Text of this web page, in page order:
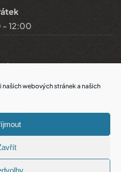
webových stránek a našich
- 12:00
odkazy
přístupnosti